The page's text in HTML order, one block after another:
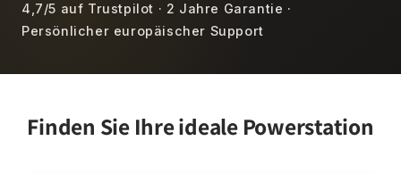
4,7/5 auf Trustpilot · 2 Jahre Garantie ·
Persönlicher europäischer Support
Finden Sie Ihre ideale Powerstation